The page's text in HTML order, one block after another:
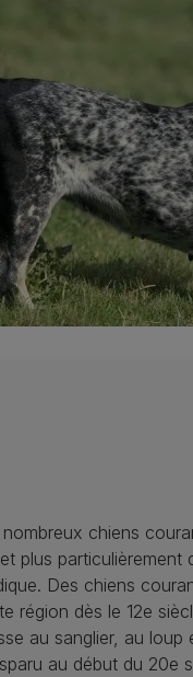
chiens
plus particulièrement
Des chiens
région dès le 12e
au sanglier, au loup
au début du 20e